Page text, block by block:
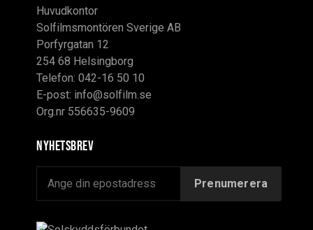
Huvudkontor
Solfilmsmontören Sverige AB
Porfyrgatan 12
254 68 Helsingborg
Telefon: 042-16 50 10
E-post: info@solfilm.se
Org.nr 556635-9609
Nyhetsbrev